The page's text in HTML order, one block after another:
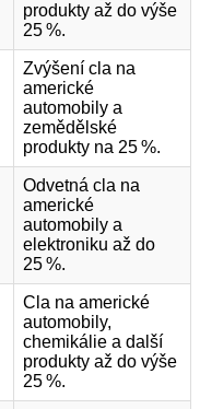
produkty až do výše
25 %.
Zvýšení cla na
americké
automobily a
zemědělské
produkty na 25 %.
Odvetná cla na
americké
automobily a
elektroniku až do
25 %.
Cla na americké
automobily,
chemikálie a další
produkty až do výše
25 %.